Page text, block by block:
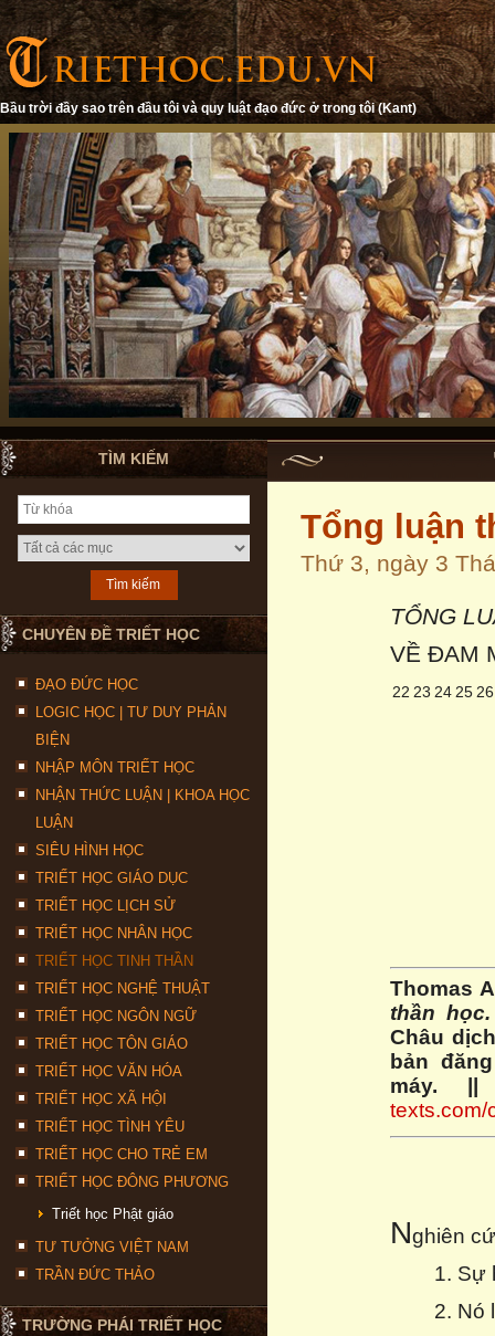
Bầu trời đầy sao trên đầu tôi và quy luật đạo đức ở trong tôi (Kant)
TÌM KIẾM
CHUYÊN ĐỀ TRIẾT HỌC
ĐẠO ĐỨC HỌC
LOGIC HỌC | TƯ DUY PHẢN
BIỆN
NHẬP MÔN TRIẾT HỌC
NHẬN THỨC LUẬN | KHOA HỌC
LUẬN
SIÊU HÌNH HỌC
TRIẾT HỌC GIÁO DỤC
TRIẾT HỌC LỊCH SỬ
TRIẾT HỌC NHÂN HỌC
TRIẾT HỌC TINH THẦN
TRIẾT HỌC NGHỆ THUẬT
TRIẾT HỌC NGÔN NGỮ
TRIẾT HỌC TÔN GIÁO
TRIẾT HỌC VĂN HÓA
TRIẾT HỌC XÃ HỘI
TRIẾT HỌC TÌNH YÊU
TRIẾT HỌC CHO TRẺ EM
TRIẾT HỌC ĐÔNG PHƯƠNG
Triết học Phật giáo
TƯ TƯỞNG VIỆT NAM
TRẦN ĐỨC THẢO
TRƯỜNG PHÁI TRIẾT HỌC
Tổng luận
Thứ 3, ngày 3
TỔNG
VỀ ĐAM
22 23 24 25 26
Thomas
thần
Châu
bản
máy.
texts.com/
Nghiên
1. Sự
2. Nó